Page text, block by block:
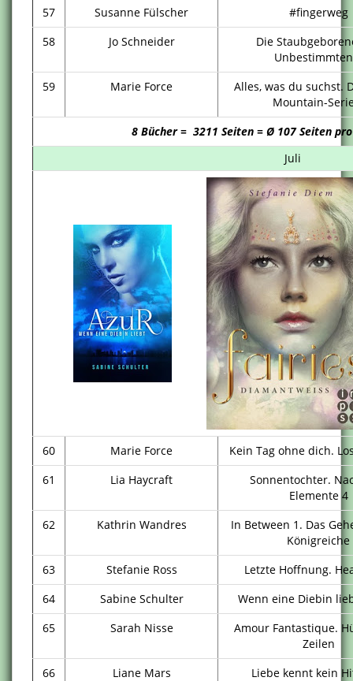
57
Susanne Fülscher
#fingerweg
58
Jo Schneider
Die
59
Marie Force
Alles, was du suchst.
Mountain-
8 Bücher = 3211 Seiten = Ø 107 Seiten
Juli
60 Marie Force
Kein Tag ohne dich.
61
Lia Haycraft
Sonnentochter.
Elemente 4
62
Kathrin Wandres
In Between 1. Das
Königreiche
63
Stefanie Ross
Letzte Hoffnung.
64
Sabine Schulter
Wenn eine Diebin
65
Sarah Nisse
Amour Fantastique.
Zeilen
66
Liane Mars
Liebe kennt kein